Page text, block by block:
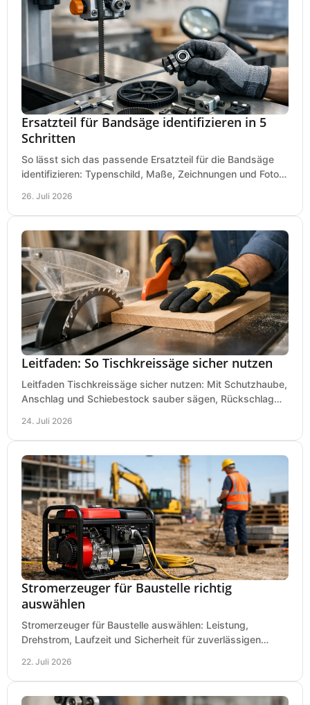
Ersatzteil für Bandsäge identifizieren in 5
Schritten
So lässt sich das passende Ersatzteil für die Bandsäge
identifizieren: Typenschild, Maße, Zeichnungen und Fotos
26. Juli 2026
Leitfaden: So Tischkreissäge sicher nutzen
Leitfaden Tischkreissäge sicher nutzen: Mit Schutzhaube,
Anschlag und Schiebestock sauber sägen, Rückschlag
24. Juli 2026
Stromerzeuger für Baustelle richtig
auswählen
Stromerzeuger für Baustelle auswählen: Leistung,
Drehstrom, Laufzeit und Sicherheit für zuverlässigen
22. Juli 2026